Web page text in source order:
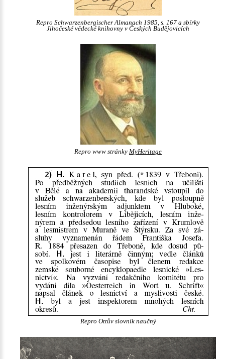
Repro Schwarzenbergischer Almanach 1985, s. 167 a sbírky
Jihočeské vědecké knihovny v Českých Budějovicích
Repro www stránky MyHeritage
Repro Ottův slovník naučný